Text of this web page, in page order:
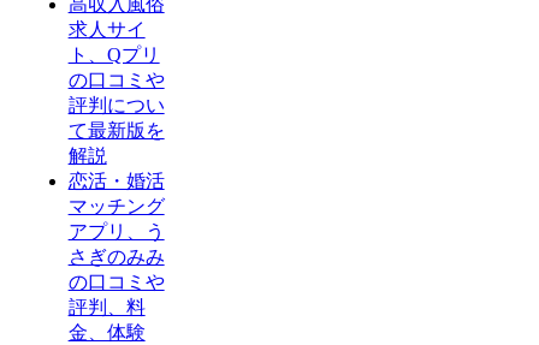
求人サイ
ト、Qプリ
の口コミや
評判につい
て最新版を
解説
恋活・婚活
マッチング
アプリ、う
さぎのみみ
の口コミや
評判、料
金、体験